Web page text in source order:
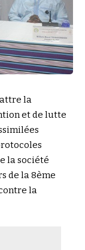
la
et de lutte
la société
de la 8ème
la